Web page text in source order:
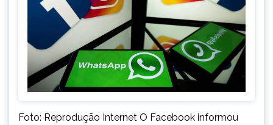
Foto: Reprodução Internet O Facebook informou